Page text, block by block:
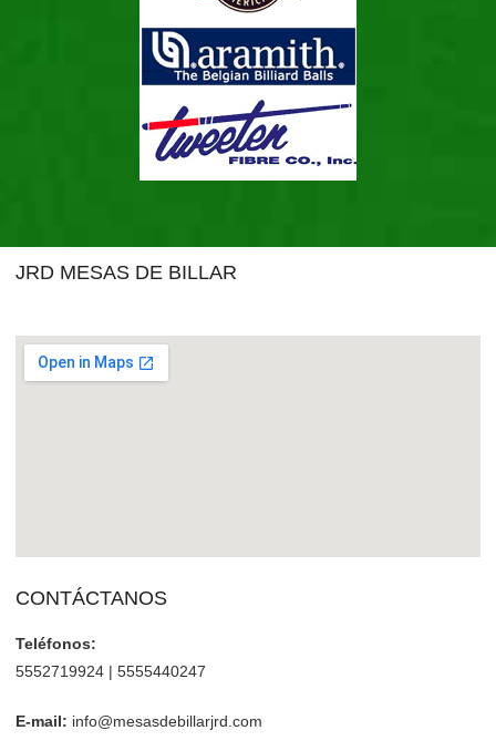
JRD MESAS DE BILLAR
CONTÁCTANOS
Teléfonos:
5552719924 | 5555440247
E-mail: info@mesasdebillarjrd.com